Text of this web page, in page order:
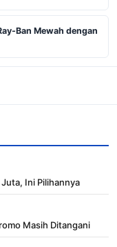
Ban Mewah dengan
Juta, Ini Pilihannya
Masih Ditangani